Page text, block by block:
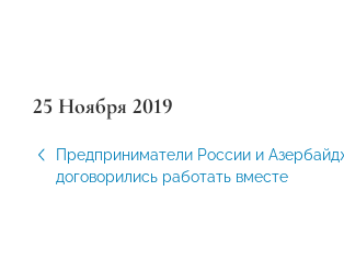
25 Ноября 2019
Предприниматели России и
договорились работать вместе